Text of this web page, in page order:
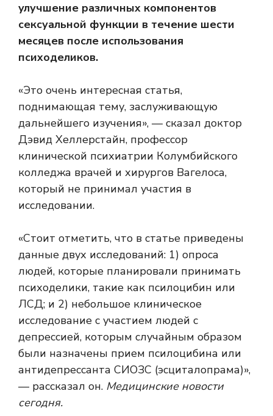
улучшение различных компонентов
сексуальной функции в течение шести
месяцев после использования
психоделиков.
«Это очень интересная статья,
поднимающая тему, заслуживающую
дальнейшего изучения», — сказал доктор
Дэвид Хеллерстайн, профессор
клинической психиатрии Колумбийского
колледжа врачей и хирургов Вагелоса,
который не принимал участия в
исследовании.
«Стоит отметить, что в статье приведены
данные двух исследований: 1) опроса
людей, которые планировали принимать
психоделики, такие как псилоцибин или
ЛСД; и 2) небольшое клиническое
исследование с участием людей с
депрессией, которым случайным образом
были назначены прием псилоцибина или
антидепрессанта СИОЗС (эсциталопрама)»,
— рассказал он. Медицинские новости
сегодня.